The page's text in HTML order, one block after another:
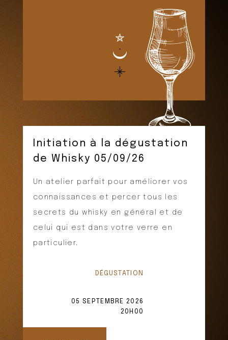
Initiation à la dégustation
de Whisky 05/09/26
Un atelier parfait pour améliorer vos
connaissances et percer tous les
secrets du whisky en général et de
celui qui est dans votre verre en
particulier.
DÉGUSTATION
05 SEPTEMBRE 2026
20H00